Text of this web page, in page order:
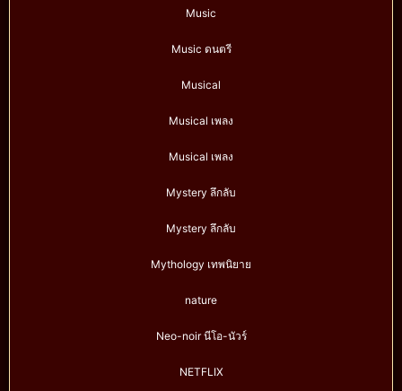
Music
Music ดนตรี
Musical
Musical เพลง
Musical เพลง
Mystery ลึกลับ
Mystery ลึกลับ
Mythology เทพนิยาย
nature
Neo-noir นีโอ-นัวร์
NETFLIX